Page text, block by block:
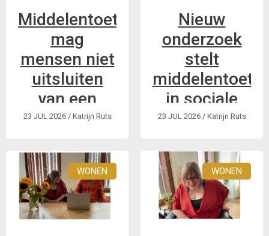
Middelentoets
mag
mensen niet
uitsluiten
van een
sociale
Dit is een korte
samenvatting in
eenvoudigere taal
van het interview
23 JUL 2026/ Katrijn Ruts
Nieuw
onderzoek
stelt
middelentoets
in sociale
huisvesting
Interview met
onderzoekster Jill
Schoeters: “Een
harde
23 JUL 2026/ Katrijn Ruts
WONEN WONEN